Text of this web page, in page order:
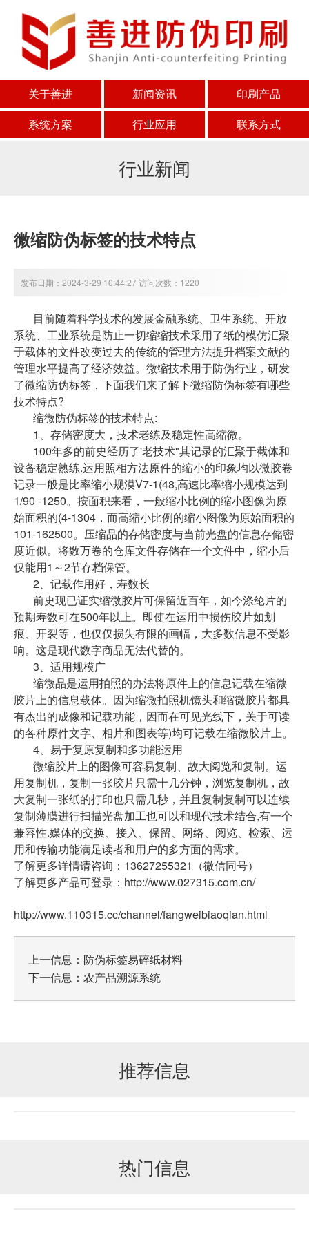
关于善进 新闻资讯
印刷产品
系统方案
行业应用 联系方式
行业新闻
微缩防伪标签的技术特点
发布日期：2024-3-29 10:44:27 访问次数：1220
目前随着科学技术的发展金融系统、卫生系统、开放
系统、工业系统是防止一切缩缩技术采用了纸的模仿汇聚
于载体的文件改变过去的传统的管理方法提升档案文献的
管理水平提高了经济效益。微缩技术用于防伪行业，研发
了微缩防伪标签，下面我们来了解下微缩防伪标签有哪些
技术特点?
缩微防伪标签的技术特点:
1、存储密度大，技术老练及稳定性高缩微。
100年多的前史经历了'老技术"其记录的汇聚于截体和
设备稳定熟练.运用照相方法原件的缩小的印象均以微胶卷
记录一般是比率缩小规漠V7-1(48,高速比率缩小规模达到
1/90 -1250。按面积来看，一般缩小比例的缩小图像为原
始面积的(4-1304，而高缩小比例的缩小图像为原始面积的
101-162500。压缩品的存储密度与当前光盘的信息存储密
度近似。将数万卷的仓库文件存储在一个文件中，缩小后
仅能用1～2节存档保管。
2、记载作用好，寿数长
前史现已证实缩微胶片可保留近百年，如今涤纶片的
预期寿数可在500年以上。即使在运用中损伤胶片如划
痕、开裂等，也仅仅损失有限的画幅，大多数信息不受影
响。这是现代数字商品无法代替的。
3、适用规模广
缩微品是运用拍照的办法将原件上的信息记载在缩微
胶片上的信息载体。因为缩微拍照机镜头和缩微胶片都具
有杰出的成像和记载功能，因而在可见光线下，关于可读
的各种原件文字、相片和图表等)均可记载在缩微胶片上。
4、易于复原复制和多功能运用
微缩胶片上的图像可容易复制、故大阅览和复制。运
用复制机，复制一张胶片只需十几分钟，浏览复制机，故
大复制一张纸的打印也只需几秒，并且复制复制可以连续
复制薄膜进行扫描光盘加工也可以和现代技术结合,有一个
兼容性.媒体的交换、接入、保留、网络、阅览、检索、运
用和传输功能满足读者和用户的多方面的需求。
了解更多详情请咨询：13627255321（微信同号）
了解更多产品可登录：http://www.027315.com.cn/
http://www.110315.cc/channel/fangweibiaoqian.html
上一信息： 防伪标签易碎纸材料
下一信息： 农产品溯源系统
推荐信息
热门信息